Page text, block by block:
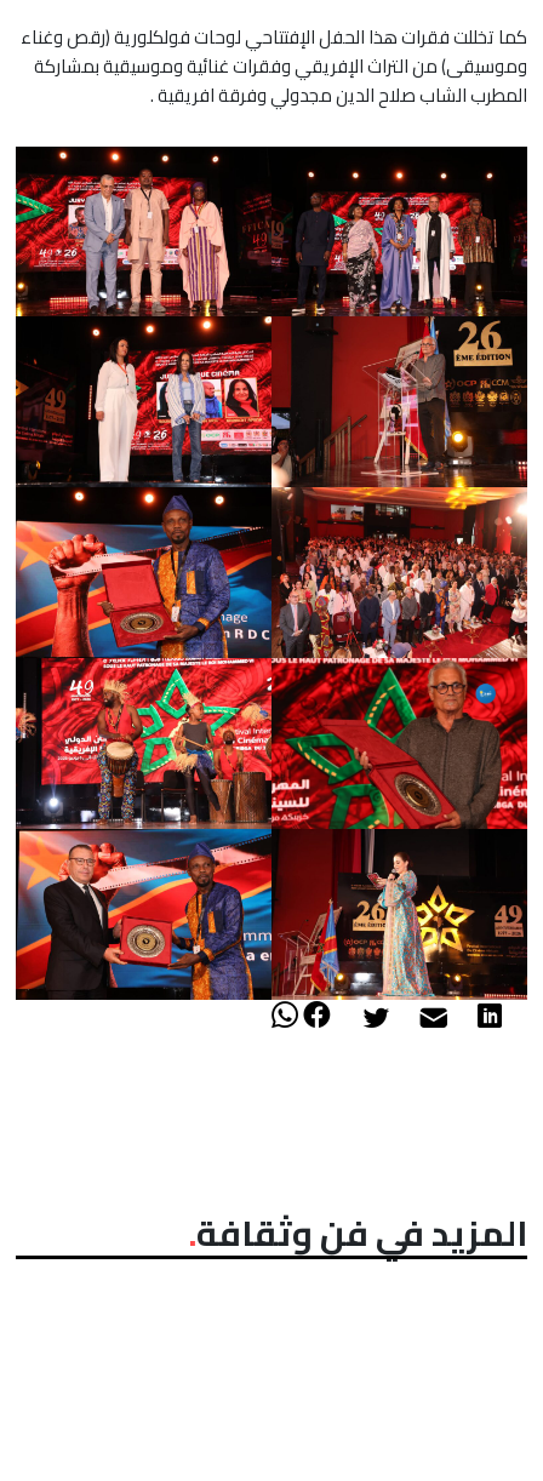
كما تخللت فقرات هذا الحفل الإفتتاحي لوحات فولكلورية (رقص وغناء
وموسيقى) من التراث الإفريقي وفقرات غنائية وموسيقية بمشاركة
المطرب الشاب صلاح الدين مجدولي وفرقة افريقية .
المزيد في فن وثقافة